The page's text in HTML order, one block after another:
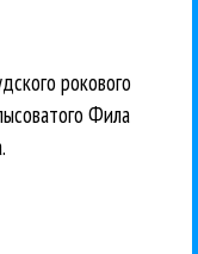
рокового
Фила